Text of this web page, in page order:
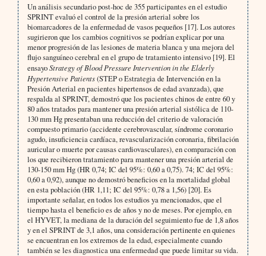
Un análisis secundario post-hoc de 355 participantes en el estudio
SPRINT evaluó el control de la presión arterial sobre los
biomarcadores de la enfermedad de vasos pequeños [17]. Los autores
sugirieron que los cambios cognitivos se podrían explicar por una
menor progresión de las lesiones de materia blanca y una mejora del
flujo sanguíneo cerebral en el grupo de tratamiento intensivo [19]. El
ensayoStrategy of Blood Pressure Intervention in the Elderly
Hypertensive Patients(STEP o Estrategia de Intervención en la
Presión Arterial en pacientes hipertensos de edad avanzada), que
respalda al SPRINT, demostró que los pacientes chinos de entre 60 y
80 años tratados para mantener una presión arterial sistólica de 110-
130 mm Hg presentaban una reducción del criterio de valoración
compuesto primario (accidente cerebrovascular, síndrome coronario
agudo, insuficiencia cardíaca, revascularización coronaria, fibrilación
auricular o muerte por causas cardiovasculares), en comparación con
los que recibieron tratamiento para mantener una presión arterial de
130-150 mm Hg (HR 0,74; IC del 95%: 0,60 a 0,75). 74; IC del 95%:
0,60 a 0,92), aunque no demostró beneficios en la mortalidad global
en esta población (HR 1,11; IC del 95%: 0,78 a 1,56) [20]. Es
importante señalar, en todos los estudios ya mencionados, que el
tiempo hasta el beneficio es de años y no de meses. Por ejemplo, en
el HYVET, la mediana de la duración del seguimiento fue de 1,8 años
y en el SPRINT de 3,1 años, una consideración pertinente en quienes
se encuentran en los extremos de la edad, especialmente cuando
también se les diagnostica una enfermedad que puede limitar su vida.